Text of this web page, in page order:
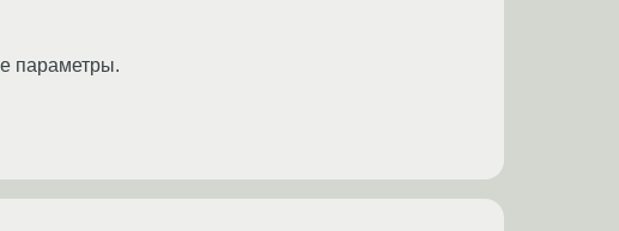
параметры.